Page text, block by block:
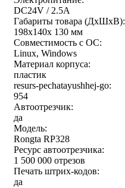
DC24V / 2.5A
Габариты товара (ДxШxВ):
198х140х 130 мм
Совместимость с ОС:
Linux, Windows
Материал корпуса:
пластик
resurs-pechatayushhej-go:
954
Автоотрезчик:
да
Модель:
Rongta RP328
Ресурс автоотрезчика:
1 500 000 отрезов
Печать штрих-кодов:
да